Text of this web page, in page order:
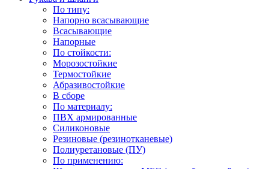
По типу:
Напорно всасывающие
Всасывающие
Напорные
По стойкости:
Морозостойкие
Термостойкие
Абразивостойкие
В сборе
По материалу:
ПВХ армированные
Силиконовые
Резиновые (резинотканевые)
Полиуретановые (ПУ)
По применению: